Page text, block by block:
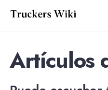
Artículos